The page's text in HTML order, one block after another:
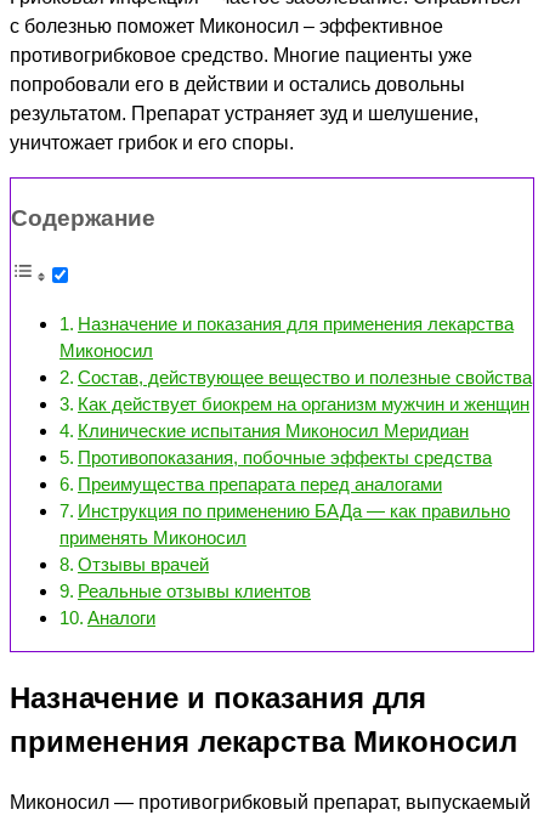
с болезнью поможет Миконосил – эффективное
противогрибковое средство. Многие пациенты уже
попробовали его в действии и остались довольны
результатом. Препарат устраняет зуд и шелушение,
уничтожает грибок и его споры.
Содержание
Назначение и показания для применения лекарства
Миконосил
Состав, действующее вещество и полезные свойства
Как действует биокрем на организм мужчин и женщин
Клинические испытания Миконосил Меридиан
Противопоказания, побочные эффекты средства
Преимущества препарата перед аналогами
Инструкция по применению БАДа — как правильно
применять Миконосил
Отзывы врачей
Реальные отзывы клиентов
Аналоги
Назначение и показания для
применения лекарства Миконосил
Миконосил — противогрибковый препарат, выпускаемый